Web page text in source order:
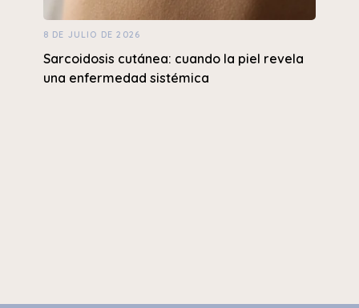
8 DE JULIO DE 2026
Sarcoidosis cutánea: cuando la piel revela
una enfermedad sistémica